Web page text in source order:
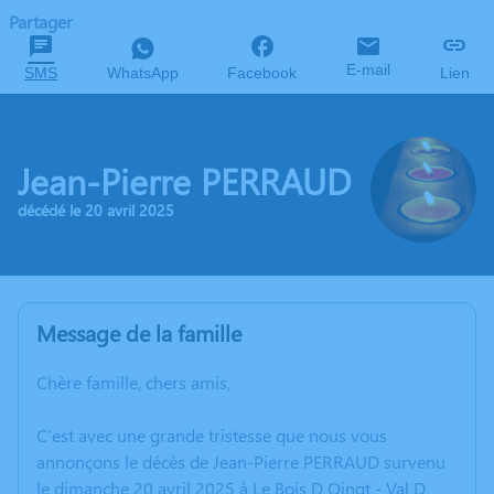
Partager
SMS WhatsApp Facebook E-mail Lien
Jean-Pierre PERRAUD
décédé le 20 avril 2025
Message de la famille
Chère famille, chers amis,
C’est avec une grande tristesse que nous vous
annonçons le décès de Jean-Pierre PERRAUD survenu
le dimanche 20 avril 2025 à Le Bois D Oingt - Val D